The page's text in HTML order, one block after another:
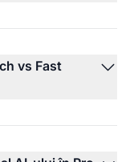
vs Fast